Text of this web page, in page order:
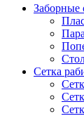
Заборные
Сетка